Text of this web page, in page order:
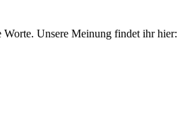
Worte. Unsere Meinung findet ihr hier: